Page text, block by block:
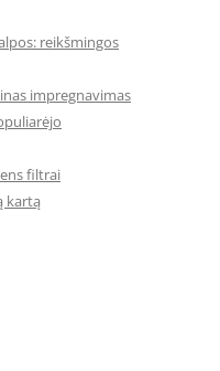
reikšmingos
impregnavimas
filtrai
kartą